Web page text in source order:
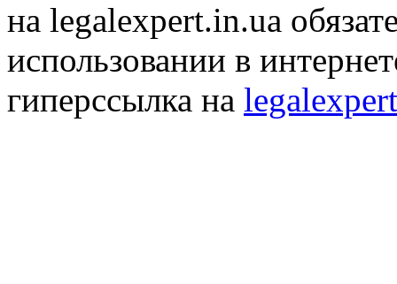
на legalexpert.in.ua
использовании в
гиперссылка на